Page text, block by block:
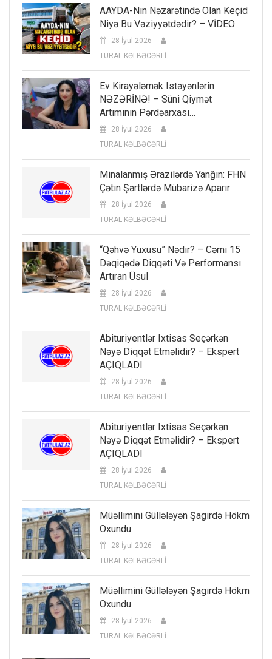
AAYDA-Nın Nəzarətində Olan Keçid
Niyə Bu Vəziyyətdədir? – VİDEO
28 İyul 2026
TURAL KƏLBƏCƏRLİ
Ev Kirayələmək Istəyənlərin
NƏZƏRİNƏ! – Süni Qiymət
Artımının Pərdəarxası…
28 İyul 2026
TURAL KƏLBƏCƏRLİ
Minalanmış Ərazilərdə Yanğın: FHN
Çətin Şərtlərdə Mübarizə Aparır
28 İyul 2026
TURAL KƏLBƏCƏRLİ
“Qəhvə Yuxusu” Nədir? – Cəmi 15
Dəqiqədə Diqqəti Və Performansı
Artıran Üsul
28 İyul 2026
TURAL KƏLBƏCƏRLİ
Abituriyentlər Ixtisas Seçərkən
Nəyə Diqqət Etməlidir? – Ekspert
AÇIQLADI
28 İyul 2026
TURAL KƏLBƏCƏRLİ
Abituriyentlər Ixtisas Seçərkən
Nəyə Diqqət Etməlidir? – Ekspert
AÇIQLADI
28 İyul 2026
TURAL KƏLBƏCƏRLİ
Müəllimini Güllələyən Şagirdə Hökm
Oxundu
28 İyul 2026
TURAL KƏLBƏCƏRLİ
Müəllimini Güllələyən Şagirdə Hökm
Oxundu
28 İyul 2026
TURAL KƏLBƏCƏRLİ